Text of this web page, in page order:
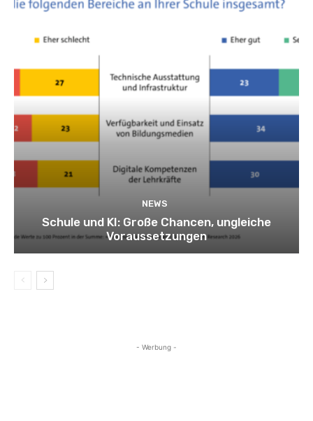
NEWS
Schule und KI: Große Chancen, ungleiche
Voraussetzungen
- Werbung -